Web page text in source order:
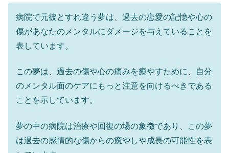
病院で元彼とすれ違う夢は、過去の恋愛の記憶や心の
傷があなたのメンタルにダメージを与えていることを
表しています。
この夢は、過去の傷や心の痛みを癒やすために、自分
のメンタル面のケアにもっと注意を向けるべきである
ことを示しています。
夢の中の病院は治療や回復の場の象徴であり、この夢
は過去の感情的な傷からの癒やしや成長の可能性を表